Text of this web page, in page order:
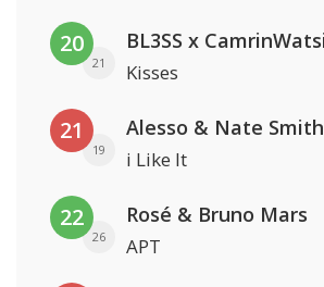
20
21 Kisses
21
19
Alesso & Nate Smith
i Like It
22
26
Rosé & Bruno Mars
APT